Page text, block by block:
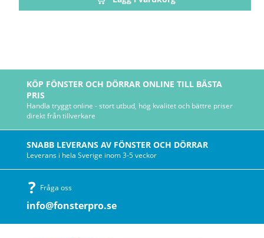
KÖP FÖNSTER OCH DÖRRAR ONLINE TILL BÄSTA
PRIS
Handla tryggt online - stort utbud, hög kvalitet och bättre priser
direkt från tillverkare
SNABB LEVERANS AV FÖNSTER OCH DÖRRAR
Leverans i hela Sverige inom 3-5 veckor
Fråga oss
info@fonsterpro.se